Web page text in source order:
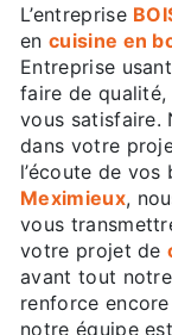
L’entreprise
en cuisine en
Entreprise
faire de
vous satisfaire.
dans votre
l’écoute de
Meximieux,
vous
votre projet de
avant tout
renforce
notre équipe